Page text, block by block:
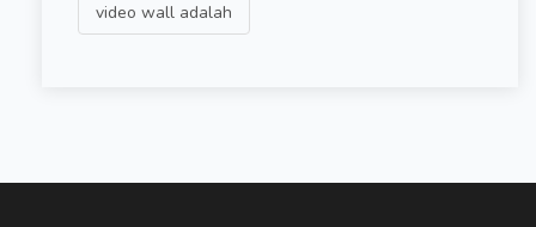
video wall adalah